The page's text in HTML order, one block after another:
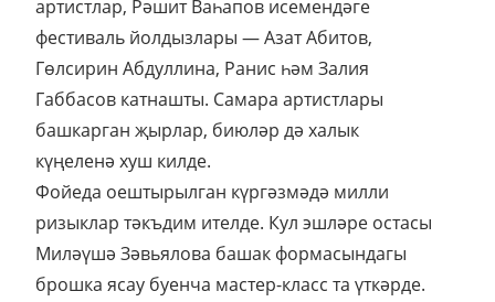
артистлар, Рәшит Ваһапов исемендәге
фестиваль йолдызлары — Азат Абитов,
Гөлсирин Абдуллина, Ранис һәм Залия
Габбасов катнашты. Самара артистлары
башкарган җырлар, биюләр дә халык
күңеленә хуш килде.
Фойеда оештырылган күргәзмәдә милли
ризыклар тәкъдим ителде. Кул эшләре остасы
Миләүшә Зәвьялова башак формасындагы
брошка ясау буенча мастер-класс та үткәрде.